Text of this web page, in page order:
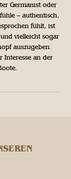
Germanist oder
– authentisch,
fühlt, ist
vielleicht sogar
auszugeben.
Interesse an der